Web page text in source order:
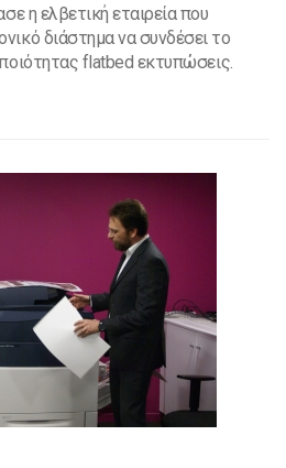
η ελβετική εταιρεία που
διάστημα να συνδέσει το
flatbed εκτυπώσεις.